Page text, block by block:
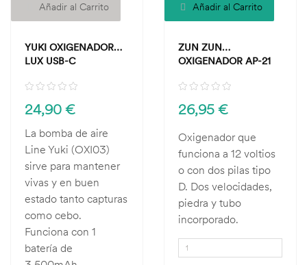
Añadir al Carrito
YUKI OXIGENADOR
LUX USB-C
24,90 €
La bomba de aire
Line Yuki (OXI03)
sirve para mantener
vivas y en buen
estado tanto capturas
como cebo.
Funciona con 1
batería de
Añadir al Carrito
ZUN ZUN
OXIGENADOR AP-21
26,95 €
Oxigenador que
funciona a 12 voltios
o con dos pilas tipo
D. Dos velocidades,
piedra y tubo
incorporado.